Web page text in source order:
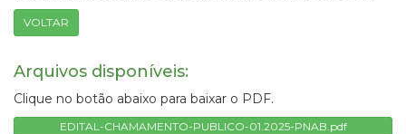
VOLTAR
Arquivos disponíveis:
Clique no botão abaixo para baixar o PDF.
EDITAL-CHAMAMENTO-PUBLICO-01.2025-PNAB.pdf